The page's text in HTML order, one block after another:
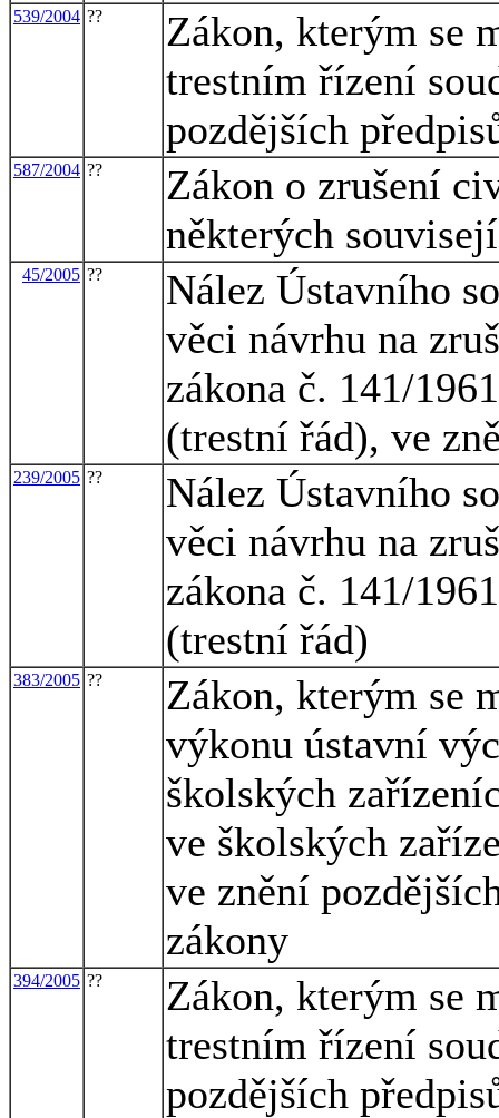
539/2004 ??
Zákon, kterým se
trestním řízení
pozdějších
587/2004 ??
Zákon o zrušení
některých
45/2005 ??
Nález Ústavního
věci návrhu na
zákona č. 141/
(trestní řád), ve
239/2005 ??
Nález Ústavního
věci návrhu na
zákona č. 141/
(trestní řád)
383/2005 ??
Zákon, kterým se
výkonu ústavní
školských
ve školských
ve znění
zákony
394/2005 ??
Zákon, kterým se
trestním řízení
pozdějších